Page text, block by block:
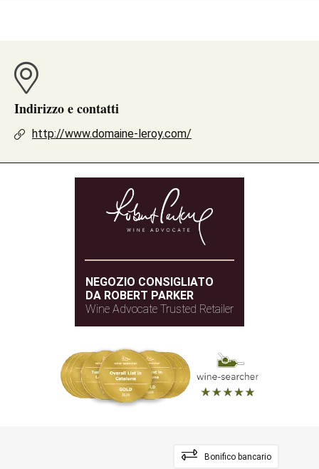
Indirizzo e contatti
http://www.domaine-leroy.com/
NEGOZIO CONSIGLIATO
DA ROBERT PARKER
Wine Advocate Trusted Retailer
Bonifico bancario